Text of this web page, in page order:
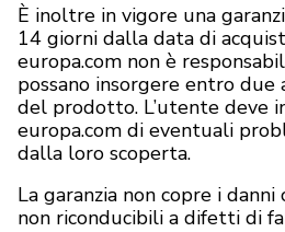
È inoltre in vigore una
14 giorni dalla data di
europa.com non è
possano insorgere entro due
del prodotto. L’utente deve
europa.com di eventuali
dalla loro scoperta.
La garanzia non copre i
non riconducibili a difetti di